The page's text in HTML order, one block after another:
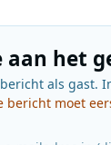
aan het
als gast.
bericht moet